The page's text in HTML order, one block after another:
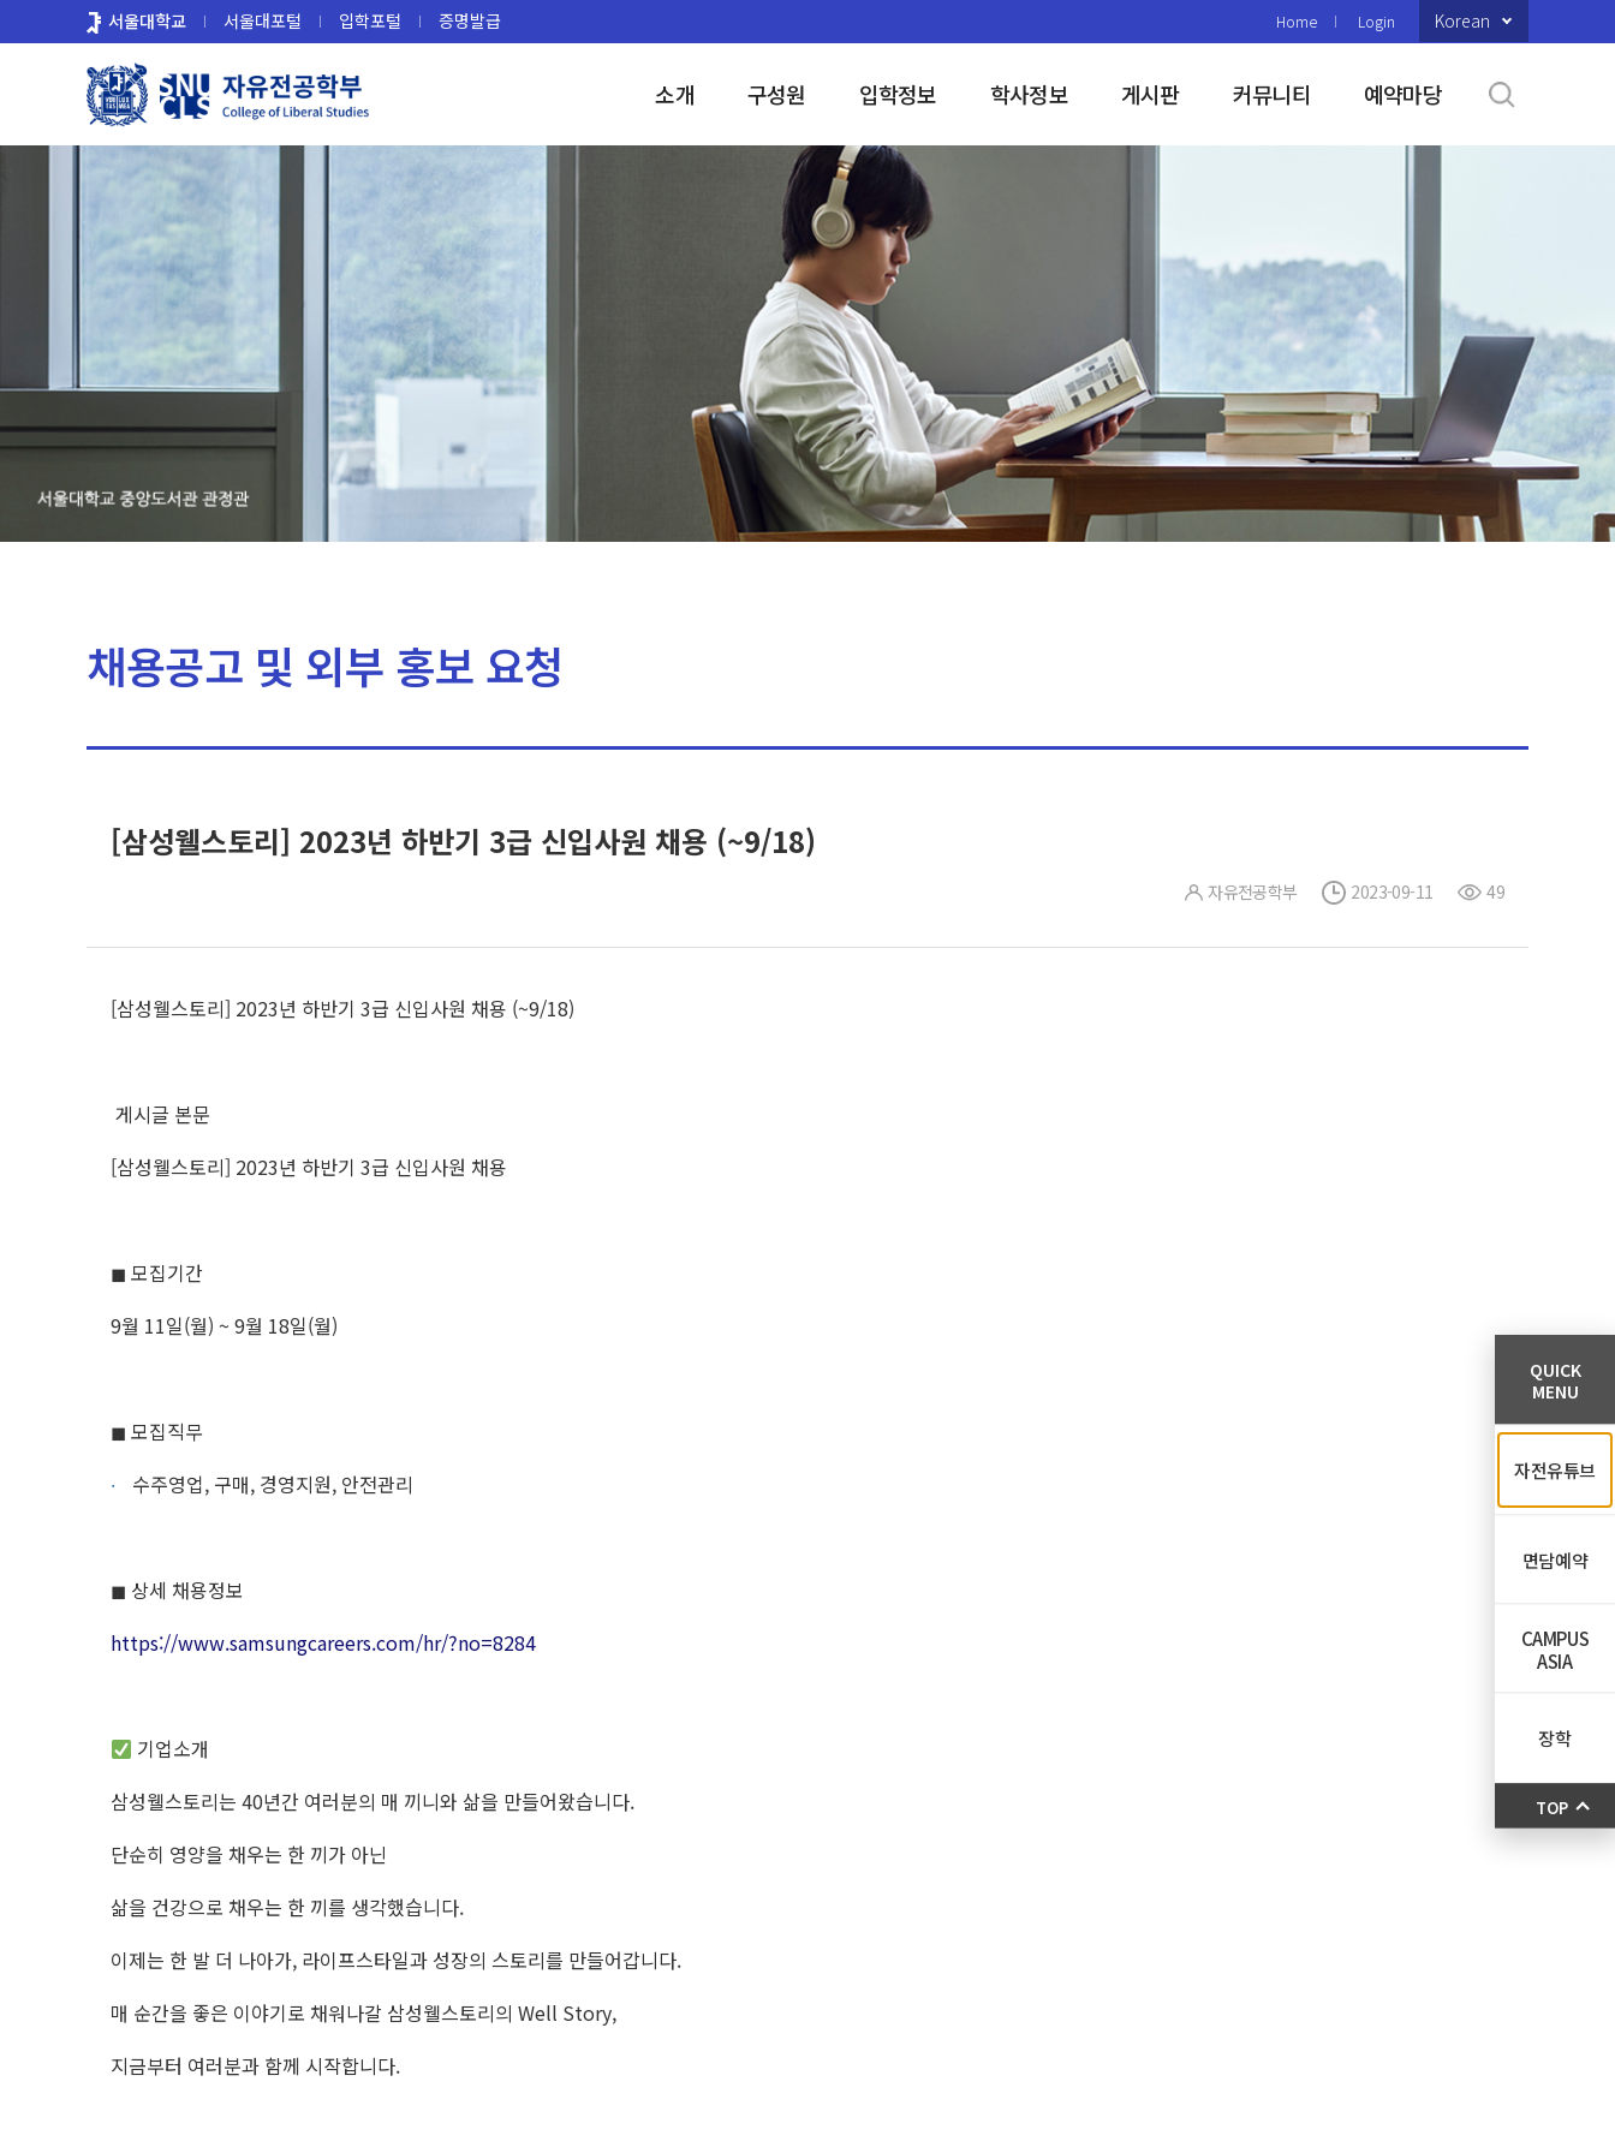
로
서울대학교 서울대포털 입학포털 증명발급 Home Login Korean
소개 구성원 입학정보 학사정보 게시판 커뮤니티 예약마당
채용공고 및 외부 홍보 요청
[삼성웰스토리] 2023년 하반기 3급 신입사원 채용 (~9/18)
자유전공학부 2023-09-11 49
[삼성웰스토리] 2023년 하반기 3급 신입사원 채용 (~9/18)
게시글 본문
[삼성웰스토리] 2023년 하반기 3급 신입사원 채용
◼︎ 모집기간
9월 11일(월) ~ 9월 18일(월)
◼︎ 모집직무
수주영업, 구매, 경영지원, 안전관리
◼︎ 상세 채용정보
https://www.samsungcareers.com/hr/?no=8284
기업소개
삼성웰스토리는 40년간 여러분의 매 끼니와 삶을 만들어왔습니다.
단순히 영양을 채우는 한 끼가 아닌
삶을 건강으로 채우는 한 끼를 생각했습니다.
이제는 한 발 더 나아가, 라이프스타일과 성장의 스토리를 만들어갑니다.
매 순간을 좋은 이야기로 채워나갈 삼성웰스토리의 Well Story,
지금부터 여러분과 함께 시작합니다.
QUICK
MENU
자전유튜브
면담예약
CAMPUS
ASIA
장학
TOP